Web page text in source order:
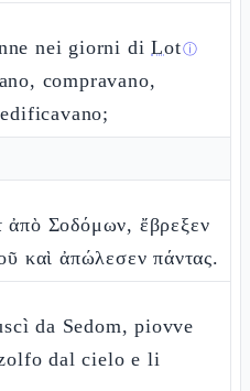
nei giorni diLotⓘ
compravano,
Σοδόμων, ἔβρεξεν
καὶ ἀπώλεσεν πάντας.
da Sedom, piovve
dal cielo e li